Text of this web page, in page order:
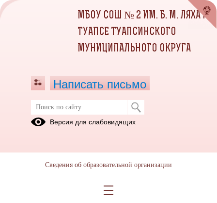
ПРОФОРИЕНТАЦИОННЫЕ
МЕРОПРИЯТИЯ
С ребятами была организованна встреча с представителем ВУЗА
МБОУ СОШ № 2 ИМ. Б. М. ЛЯХА Г.
ТУАПСЕ ТУАПСИНСКОГО
МУНИЦИПАЛЬНОГО ОКРУГА
Написать письмо
Версия для слабовидящих
Сведения об образовательной организации